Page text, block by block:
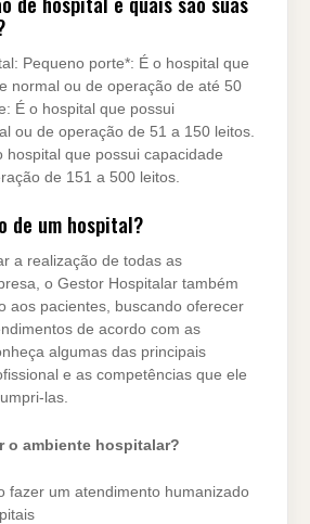
Pequeno porte*: É o hospital que
normal ou de operação de até 50
É o hospital que possui
ou de operação de 51 a 150 leitos.
hospital que possui capacidade
de 151 a 500 leitos.
de um hospital?
a realização de todas as
o Gestor Hospitalar também
aos pacientes, buscando oferecer
de acordo com as
algumas das principais
e as competências que ele
las.
o ambiente hospitalar?
fazer um atendimento humanizado